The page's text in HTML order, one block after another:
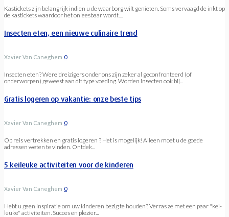
Kastickets zijn belangrijk indien u de waarborg wilt genieten. Soms vervaagd de inkt op
de kastickets waardoor het onleesbaar wordt....
Insecten eten, een nieuwe culinaire trend
Xavier Van Caneghem 0
Insecten eten? Wereldreizigers onder ons zijn zeker al geconfronteerd (of
onderworpen) geweest aan dit type voeding. Worden insecten ook bij...
Gratis logeren op vakantie: onze beste tips
Xavier Van Caneghem 0
Op reis vertrekken en gratis logeren ? Het is mogelijk! Alleen moet u de goede
adressen weten te vinden. Ontdek...
5 keileuke activiteiten voor de kinderen
Xavier Van Caneghem 0
Hebt u geen inspiratie om uw kinderen bezig te houden? Verras ze met een paar "kei-
leuke" activiteiten. Succes en plezier...